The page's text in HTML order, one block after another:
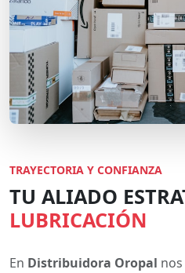
TRAYECTORIA Y CONFIANZA
TU ALIADO
LUBRICACIÓN
En Distribuidora Oropal